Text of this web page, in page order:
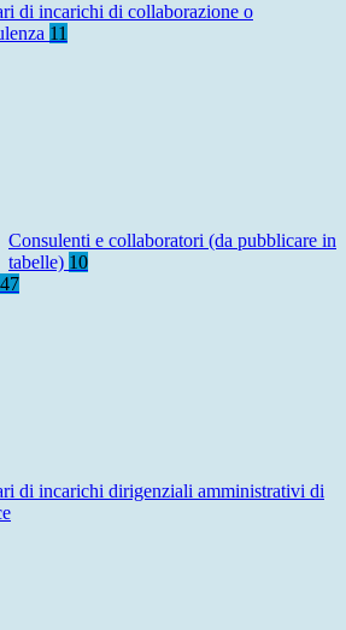
di incarichi di collaborazione o
11
Consulenti e collaboratori (da pubblicare in
tabelle) 10
di incarichi dirigenziali amministrativi di